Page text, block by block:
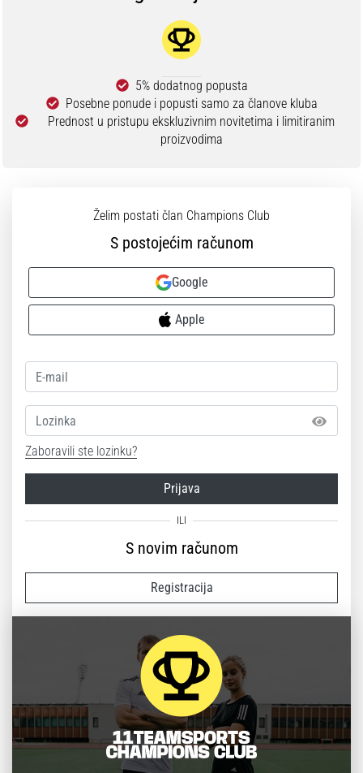
5% dodatnog popusta
Posebne ponude i popusti samo za članove kluba
Prednost u pristupu ekskluzivnim novitetima i limitiranim
proizvodima
Želim postati član Champions Club
S postojećim računom
Google
Apple
Lozinka
Zaboravili ste lozinku?
Prijava
S novim računom
Registracija